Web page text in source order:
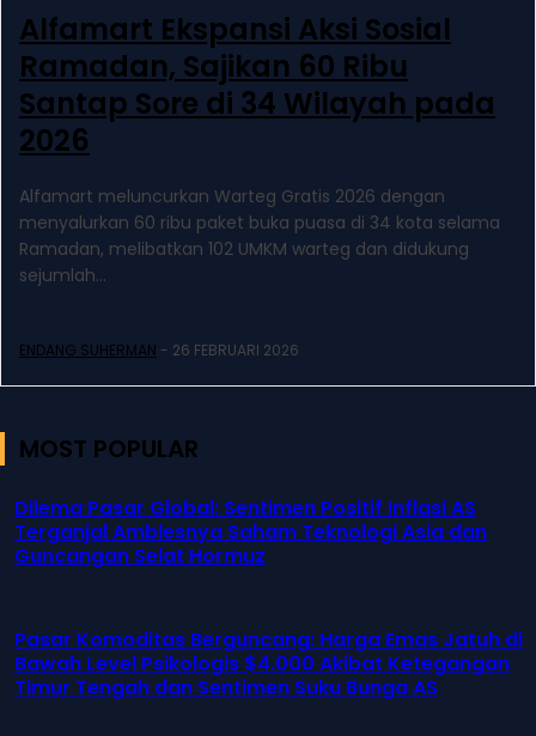
Alfamart Ekspansi Aksi Sosial
Ramadan, Sajikan 60 Ribu
Santap Sore di 34 Wilayah pada
2026
Alfamart meluncurkan Warteg Gratis 2026 dengan
menyalurkan 60 ribu paket buka puasa di 34 kota selama
Ramadan, melibatkan 102 UMKM warteg dan didukung
sejumlah...
ENDANG SUHERMAN - 26 FEBRUARI 2026
MOST POPULAR
Dilema Pasar Global: Sentimen Positif Inflasi AS
Terganjal Amblesnya Saham Teknologi Asia dan
Guncangan Selat Hormuz
Pasar Komoditas Berguncang: Harga Emas Jatuh di
Bawah Level Psikologis $4.000 Akibat Ketegangan
Timur Tengah dan Sentimen Suku Bunga AS